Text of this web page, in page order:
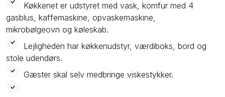
Køkkenet er udstyret med vask, komfur med 4
gasblus, kaffemaskine, opvaskemaskine,
mikrobølgeovn og køleskab.
Lejligheden har køkkenudstyr, værdiboks, bord og
stole udendørs.
Gæster skal selv medbringe viskestykker.